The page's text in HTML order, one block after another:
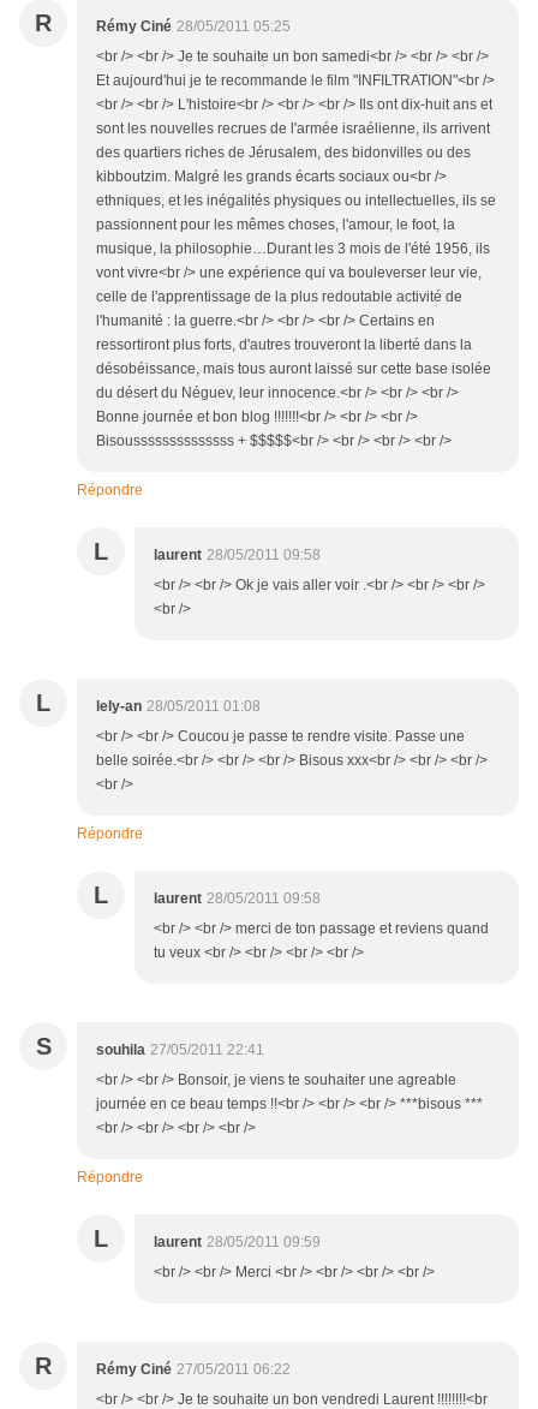
R Rémy Ciné 28/05/2011 05:25
<br /> <br /> Je te souhaite un bon samedi<br /> <br /> <br />
Et aujourd'hui je te recommande le film "INFILTRATION"<br />
<br /> <br /> L'histoire<br /> <br /> <br /> Ils ont dix-huit ans et
sont les nouvelles recrues de l'armée israélienne, ils arrivent
des quartiers riches de Jérusalem, des bidonvilles ou des
kibboutzim. Malgré les grands écarts sociaux ou<br />
ethniques, et les inégalités physiques ou intellectuelles, ils se
passionnent pour les mêmes choses, l'amour, le foot, la
musique, la philosophie…Durant les 3 mois de l'été 1956, ils
vont vivre<br /> une expérience qui va bouleverser leur vie,
celle de l'apprentissage de la plus redoutable activité de
l'humanité : la guerre.<br /> <br /> <br /> Certains en
ressortiront plus forts, d'autres trouveront la liberté dans la
désobéissance, mais tous auront laissé sur cette base isolée
du désert du Néguev, leur innocence.<br /> <br /> <br />
Bonne journée et bon blog !!!!!!!<br /> <br /> <br />
Bisoussssssssssssss + $$$$$<br /> <br /> <br /> <br />
Répondre
L laurent 28/05/2011 09:58
<br /> <br /> Ok je vais aller voir .<br /> <br /> <br />
<br />
L lely-an 28/05/2011 01:08
<br /> <br /> Coucou je passe te rendre visite. Passe une
belle soirée.<br /> <br /> <br /> Bisous xxx<br /> <br /> <br />
<br />
Répondre
L laurent 28/05/2011 09:58
<br /> <br /> merci de ton passage et reviens quand
tu veux <br /> <br /> <br /> <br />
S souhila 27/05/2011 22:41
<br /> <br /> Bonsoir, je viens te souhaiter une agreable
journée en ce beau temps !!<br /> <br /> <br /> ***bisous ***
<br /> <br /> <br /> <br />
Répondre
L laurent 28/05/2011 09:59
<br /> <br /> Merci <br /> <br /> <br /> <br />
R Rémy Ciné 27/05/2011 06:22
<br /> <br /> Je te souhaite un bon vendredi Laurent !!!!!!!!<br